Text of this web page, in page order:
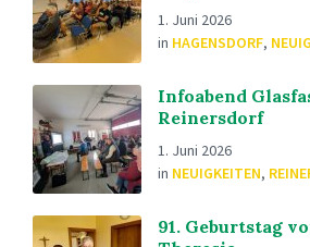
1. Juni 2026
in HAGENSDORF,
Infoabend
Reinersdorf
1. Juni 2026
in NEUIGKEITEN,
91. Geburtstag